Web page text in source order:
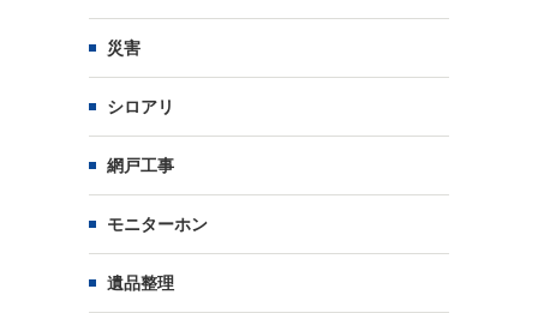
災害
シロアリ
網戸工事
モニターホン
遺品整理